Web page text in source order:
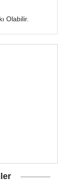
Olabilir.